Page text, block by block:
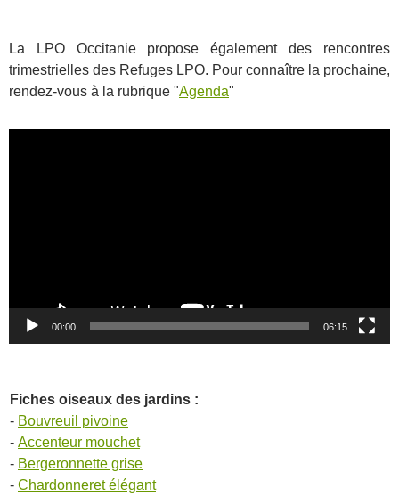
La LPO Occitanie propose également des rencontres
trimestrielles des Refuges LPO. Pour connaître la prochaine,
rendez-vous à la rubrique "Agenda"
00:00 06:15
Fiches oiseaux des jardins :
- Bouvreuil pivoine
- Accenteur mouchet
- Bergeronnette grise
- Chardonneret élégant